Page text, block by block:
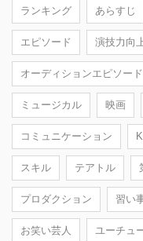
ランキング あらすじ
エピソード 演技力向
オーディションエピソード
ミュージカル 映画
コミュニケーション
スキル テアトル
プロダクション 習い
お笑い芸人 ユーチュ